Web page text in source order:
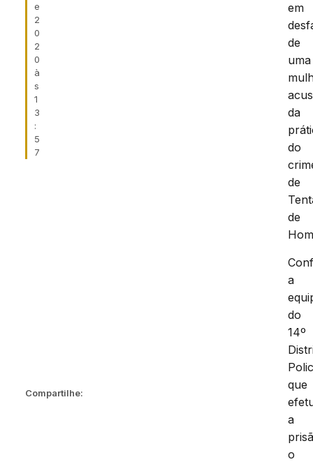
e
2
0
2
0
à
s
1
3
:
5
7
Compartilhe:
em
de
uma
da
do
de
de
a
do
14º
que
a
o